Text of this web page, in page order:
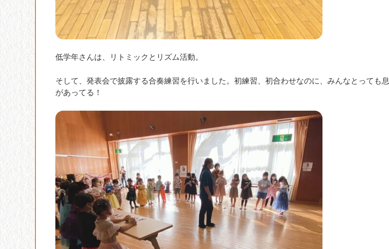
低学年さんは、リトミックとリズム活動。
そして、発表会で披露する合奏練習を行いました。初練習、初合わせなのに、みんなとっても息
があってる！